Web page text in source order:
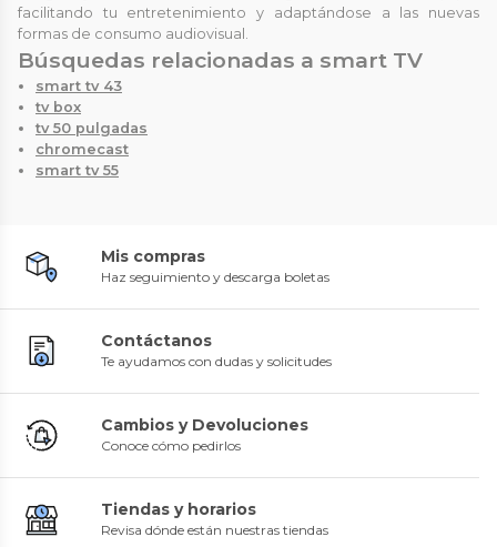
facilitando tu entretenimiento y adaptándose a las nuevas
formas de consumo audiovisual.
Búsquedas relacionadas a smart TV
smart tv 43
tv box
tv 50 pulgadas
chromecast
smart tv 55
Mis compras
Haz seguimiento y descarga boletas
Contáctanos
Te ayudamos con dudas y solicitudes
Cambios y Devoluciones
Conoce cómo pedirlos
Tiendas y horarios
Revisa dónde están nuestras tiendas